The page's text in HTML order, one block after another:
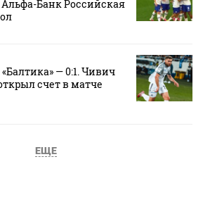
Альфа-Банк Российская
— 0:1. Чивич
счет в матче
ЕЩЕ